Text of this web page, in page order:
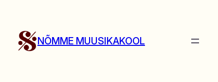
juurde
NÕMME MUUSIKAKOOL